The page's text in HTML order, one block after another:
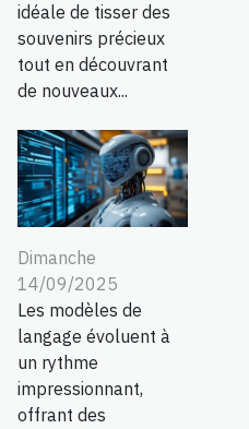
idéale de tisser des
souvenirs précieux
tout en découvrant
de nouveaux...
Dimanche
14/09/2025
Les modèles de
langage évoluent à
un rythme
impressionnant,
offrant des